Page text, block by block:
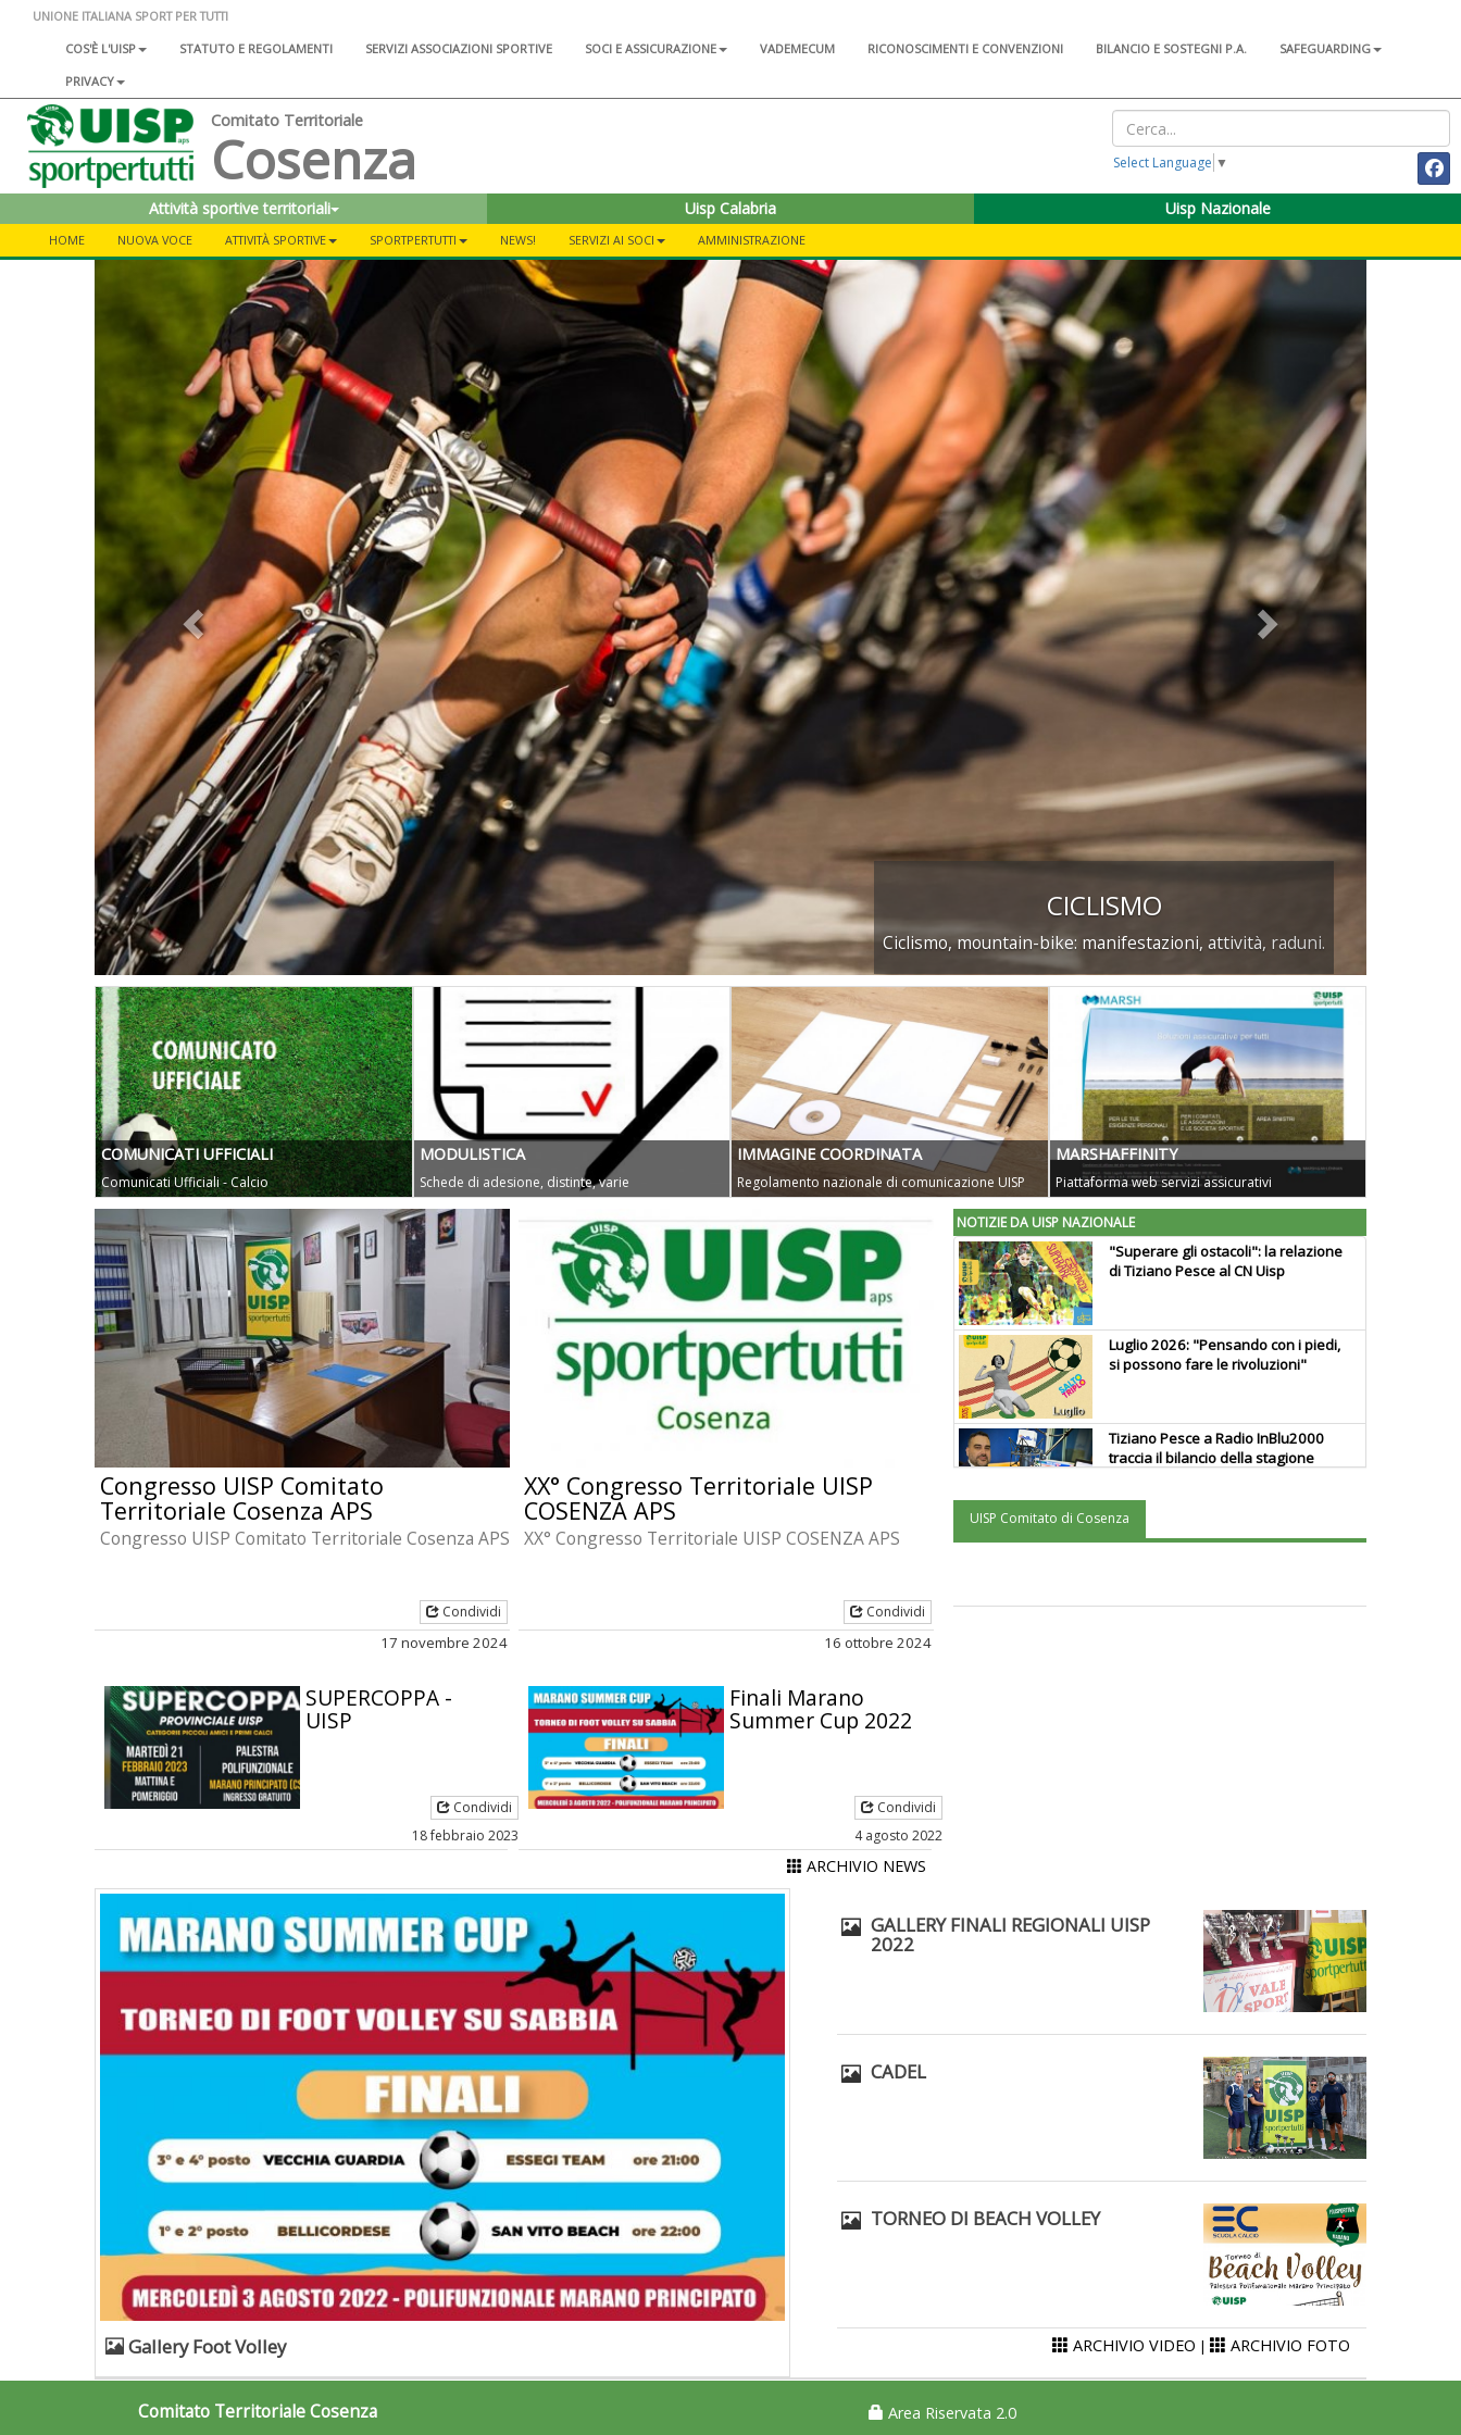
UNIONE ITALIANA SPORT PER TUTTI
COS'È L'UISP
STATUTO E REGOLAMENTI SERVIZI ASSOCIAZIONI SPORTIVE SOCI E ASSICURAZIONE VADEMECUM RICONOSCIMENTI E CONVENZIONI BILANCIO E SOSTEGNI P.A.
SAFEGUARDING
PRIVACY
Comitato Territoriale
Cosenza Select Language ▼
Attività sportive territoriali Uisp Calabria Uisp Nazionale
HOME NUOVA VOCE ATTIVITÀ SPORTIVE SPORTPERTUTTI NEWS! SERVIZI AI SOCI AMMINISTRAZIONE
NEVE
Sci Alpino, da fondo e corsi di formazione eaggiornamento
Previous Next
COMUNICATI UFFICIALI
Comunicati Ufficiali - Calcio
MODULISTICA
Schede di adesione, distinte, varie
IMMAGINE COORDINATA
Regolamento nazionale di comunicazione UISP
MARSHAFFINITY
Piattaforma web servizi assicurativi
Congresso UISP Comitato
Territoriale Cosenza APS
Congresso UISP Comitato Territoriale Cosenza APS
Condividi
17 novembre 2024
XX° Congresso Territoriale UISP
COSENZA APS
XX° Congresso Territoriale UISP COSENZA APS
Condividi
16 ottobre 2024
SUPERCOPPA -
UISP
Condividi
18 febbraio 2023
Finali Marano
Summer Cup 2022
Condividi
4 agosto 2022
ARCHIVIO NEWS
NOTIZIE DA UISP NAZIONALE
"Superare gli ostacoli": la relazione
di Tiziano Pesce al CN Uisp
Luglio 2026: "Pensando con i piedi,
si possono fare le rivoluzioni"
Tiziano Pesce a Radio InBlu2000
traccia il bilancio della stagione
UISP Comitato di Cosenza
Gallery Foot Volley
GALLERY FINALI REGIONALI UISP
2022
CADEL
TORNEO DI BEACH VOLLEY
ARCHIVIO VIDEO | ARCHIVIO FOTO
Comitato Territoriale Cosenza Area Riservata 2.0